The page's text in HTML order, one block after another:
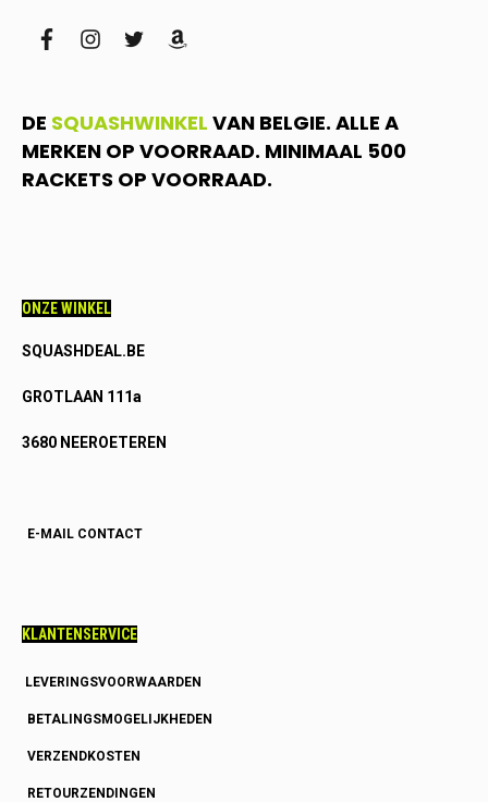
facebookinstagram
twitteramazon
DE SQUASHWINKEL VAN BELGIE. ALLE A
MERKEN OP VOORRAAD. MINIMAAL 500
RACKETS OP VOORRAAD.
ONZE WINKEL
SQUASHDEAL.BE
GROTLAAN 111a
3680 NEEROETEREN
E-MAIL CONTACT
KLANTENSERVICE
LEVERINGSVOORWAARDEN
BETALINGSMOGELIJKHEDEN
VERZENDKOSTEN
RETOURZENDINGEN